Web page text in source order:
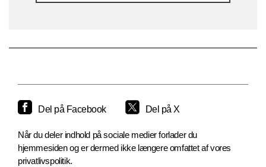
Del på Facebook Del på X
Når du deler indhold på sociale medier forlader du
hjemmesiden og er dermed ikke længere omfattet af vores
privatlivspolitik.